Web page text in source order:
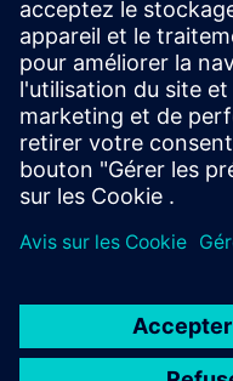
Offre personnalisée
Vous avez besoin d'une
vos données
une offre personnalisée à
Envoyez une offre